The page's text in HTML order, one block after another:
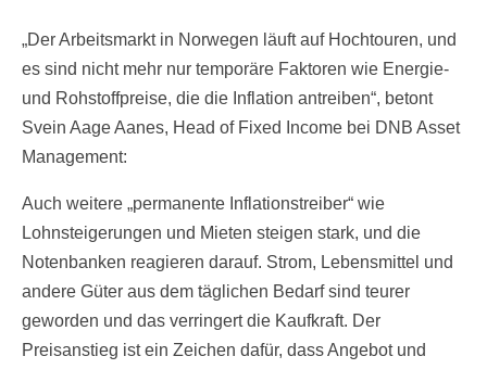
„Der Arbeitsmarkt in Norwegen läuft auf Hochtouren, und
es sind nicht mehr nur temporäre Faktoren wie Energie-
und Rohstoffpreise, die die Inflation antreiben“, betont
Svein Aage Aanes, Head of Fixed Income bei DNB Asset
Management:
Auch weitere „permanente Inflationstreiber“ wie
Lohnsteigerungen und Mieten steigen stark, und die
Notenbanken reagieren darauf. Strom, Lebensmittel und
andere Güter aus dem täglichen Bedarf sind teurer
geworden und das verringert die Kaufkraft. Der
Preisanstieg ist ein Zeichen dafür, dass Angebot und